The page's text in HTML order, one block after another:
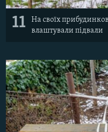
11
На своїх
влаштували підвали